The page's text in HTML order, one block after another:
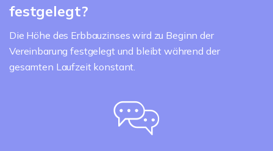
festgelegt?
Die Höhe des Erbbauzinses wird zu Beginn der
Vereinbarung festgelegt und bleibt während der
gesamten Laufzeit konstant.